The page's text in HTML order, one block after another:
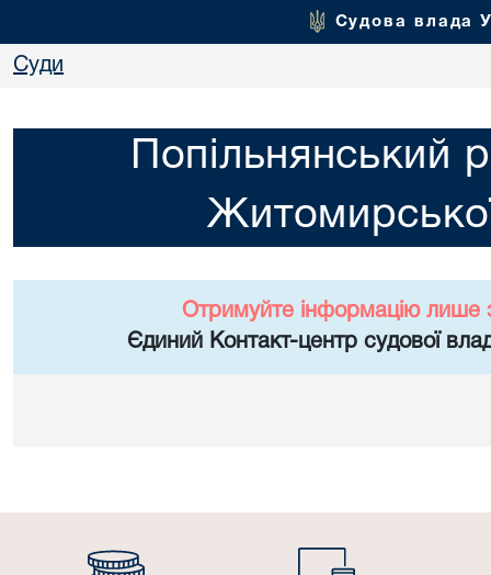
Судова влада
Суди
Попільнянський
Отримуйте інформацію лише
Єдиний Контакт-центр судової